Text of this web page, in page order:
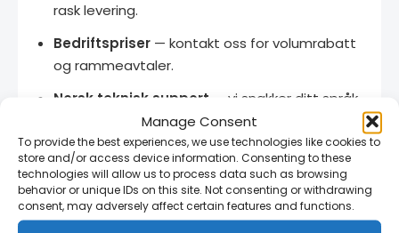
Manage Consent
To provide the best experiences, we use technologies like cookies to
store and/or access device information. Consenting to these
technologies will allow us to process data such as browsing
behavior or unique IDs on this site. Not consenting or withdrawing
consent, may adversely affect certain features and functions.
rask levering.
Bedriftspriser — kontakt oss for volumrabatt
og rammeavtaler.
Norsk teknisk support — vi snakker ditt språk
og kjenner produktene.
14 dagers angrerett— full retur på uåpnede
produkter.